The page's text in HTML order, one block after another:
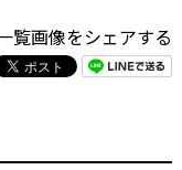
覧画像をシェアする